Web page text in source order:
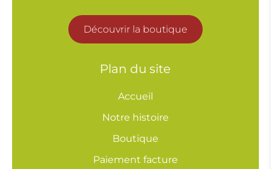
Découvrir la boutique
Plan du site
Accueil
Notre histoire
Boutique
Paiement facture